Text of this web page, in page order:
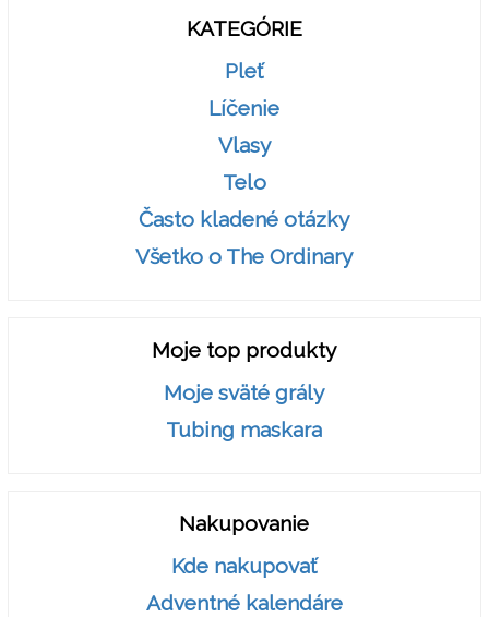
KATEGÓRIE
Pleť
Líčenie
Vlasy
Telo
Často kladené otázky
Všetko o The Ordinary
Moje top produkty
Moje sväté grály
Tubing maskara
Nakupovanie
Kde nakupovať
Adventné kalendáre